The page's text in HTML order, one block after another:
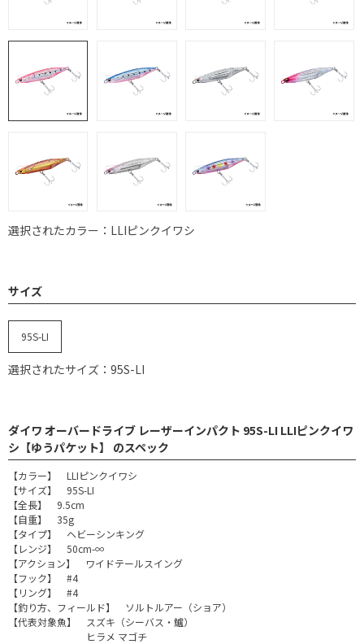
選択されたカラー：LLIピンクイワシ
サイズ
95S-LI
選択されたサイズ：95S-LI
ダイワ オーバードライブ レーザーインパクト 95S-LI LLIピンクイワ
シ【ゆうパケット】 のスペック
【カラー】 LLIピンクイワシ
【サイズ】 95S-LI
【全長】 9.5cm
【自重】 35g
【タイプ】 ヘビーシンキング
【レンジ】 50cm-∞
【アクション】 ワイドテールスイング
【フック】 #4
【リング】 #4
【釣り方、フィールド】 ソルトルアー（ショア）
【代表対象魚】 スズキ（シーバス・鱸）
ヒラメ マゴチ